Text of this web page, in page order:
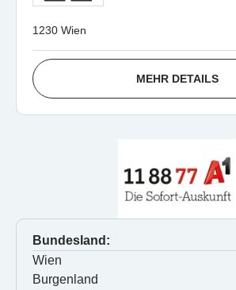
1230 Wien
MEHR DETAILS
Bundesland:
Wien
Burgenland